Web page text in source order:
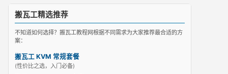
搬瓦工精选推荐
不知道如何选择？搬瓦工教程网根据不同需求为大家推荐最合适的方
案：
搬瓦工 KVM 常规套餐
(性价比之选，入门必备)